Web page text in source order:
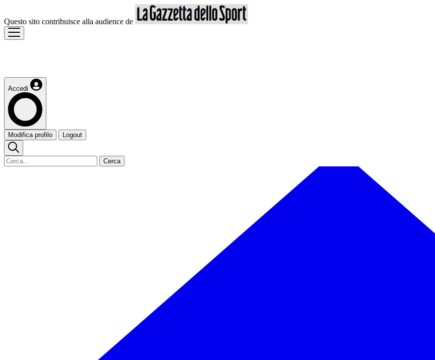
Questo sito contribuisce alla audience de
Accedi
Modifica profilo Logout
Cerca